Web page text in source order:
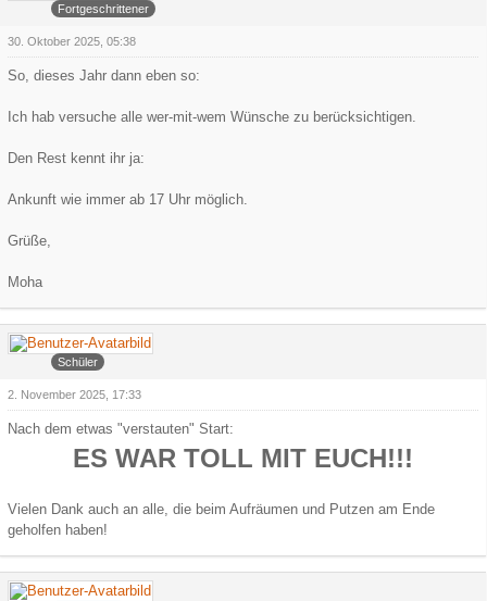
Fortgeschrittener
30. Oktober 2025, 05:38
So, dieses Jahr dann eben so:
Ich hab versuche alle wer-mit-wem Wünsche zu berücksichtigen.
Den Rest kennt ihr ja:
Ankunft wie immer ab 17 Uhr möglich.
Grüße,
Moha
Faroul
Schüler
2. November 2025, 17:33
Nach dem etwas "verstauten" Start:
ES WAR TOLL MIT EUCH!!!
Vielen Dank auch an alle, die beim Aufräumen und Putzen am Ende
geholfen haben!
Grauer Wolf